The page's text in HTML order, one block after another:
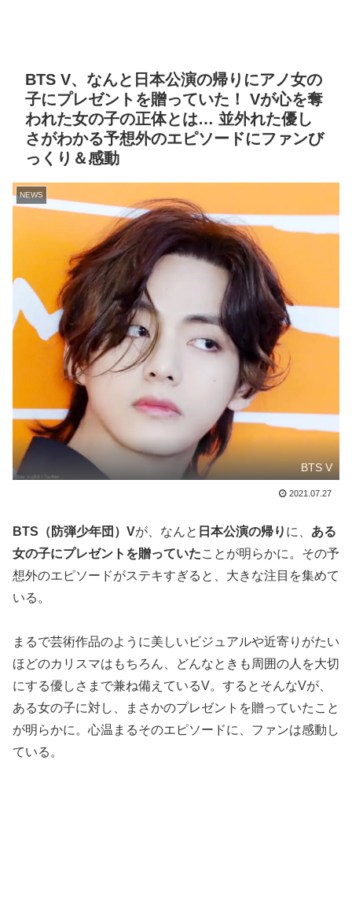
BTS V、なんと日本公演の帰りにアノ女の
子にプレゼントを贈っていた！ Vが心を奪
われた女の子の正体とは… 並外れた優し
さがわかる予想外のエピソードにファンび
っくり＆感動
NEWS
BTS V
2021.07.27
BTS（防弾少年団）Vが、なんと 日本公演の帰り に、 ある
女の子にプレゼントを贈っていたことが明らかに。その予
想外のエピソードがステキすぎると、大きな注目を集めて
いる。
まるで芸術作品のように美しいビジュアルや近寄りがたい
ほどのカリスマはもちろん、どんなときも周囲の人を大切
にする優しさまで兼ね備えているV。するとそんなVが、
ある女の子に対し、まさかのプレゼントを贈っていたこと
が明らかに。心温まるそのエピソードに、ファンは感動し
ている。